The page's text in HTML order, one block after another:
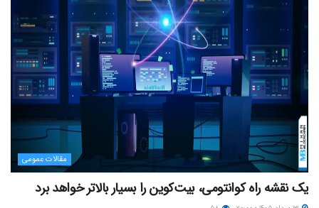
مقالات عمومی
یک نقشه راه کوانتومی، بیت‌کوین را بسیار بالاتر خواهد برد